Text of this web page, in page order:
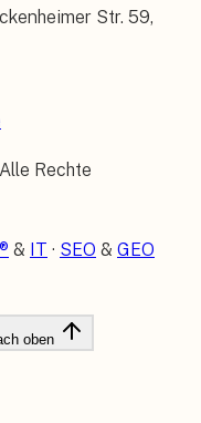
Str. 59,
Rechte
& IT · SEO & GEO
oben